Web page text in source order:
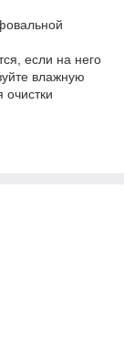
если на него
влажную